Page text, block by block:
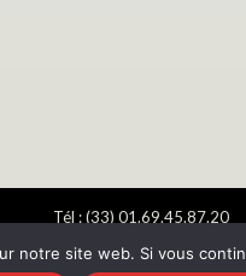
Tél : (33) 01.69.45.87.20
E-mail : mongin@mongin.eu
notre site web. Si vous